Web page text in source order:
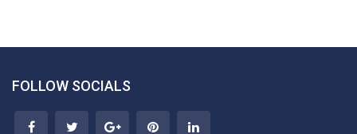
FOLLOW SOCIALS